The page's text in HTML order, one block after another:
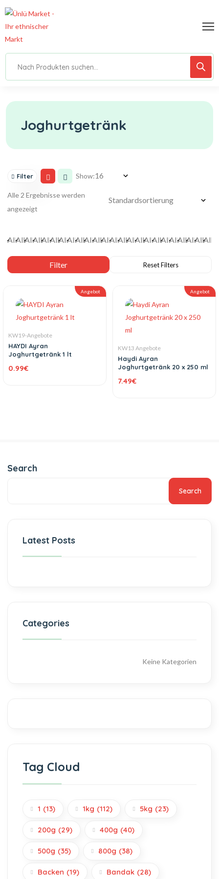
Joghurtgetränk
Filter Show:
Alle 2 Ergebnisse werden
angezeigt
Angebot
KW19-Angebote
HAYDI Ayran
Joghurtgetränk 1 lt
0.99€
Angebot
KW13 Angebote
Haydi Ayran
Joghurtgetränk 20 x 250 ml
7.49€
Search
Search
Latest Posts
Categories
Keine Kategorien
Tag Cloud
1 (13) 1kg (112) 5kg (23)
200g (29) 400g (40)
500g (35) 800g (38)
Backen (19) Bandak (28)